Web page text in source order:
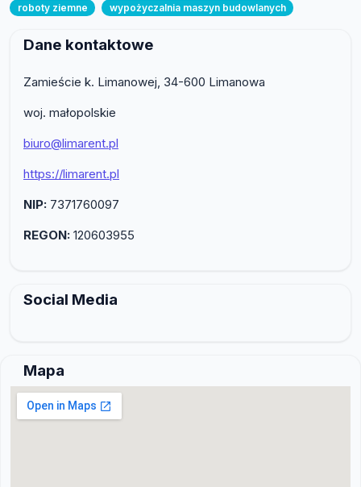
roboty ziemne
wypożyczalnia maszyn budowlanych
Dane kontaktowe
Zamieście k. Limanowej, 34-600 Limanowa
woj. małopolskie
biuro@limarent.pl
https://limarent.pl
NIP: 7371760097
REGON: 120603955
Social Media
Mapa